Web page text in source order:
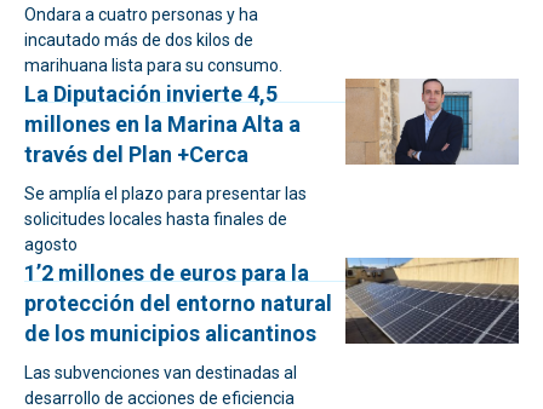
Ondara a cuatro personas y ha
incautado más de dos kilos de
marihuana lista para su consumo.
La Diputación invierte 4,5
millones en la Marina Alta a
través del Plan +Cerca
Se amplía el plazo para presentar las
solicitudes locales hasta finales de
agosto
1’2 millones de euros para la
protección del entorno natural
de los municipios alicantinos
Las subvenciones van destinadas al
desarrollo de acciones de eficiencia